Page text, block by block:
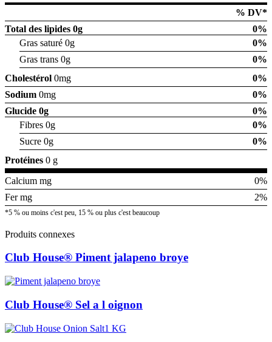
% DV*
Total des lipides 0g
0%
Gras saturé 0g
0%
Gras trans 0g
0%
Cholestérol 0mg
0%
Sodium 0mg
0%
Glucide 0g
0%
Fibres 0g
0%
Sucre 0g
0%
Protéines 0 g
Calcium mg
0%
Fer mg
2%
*5 % ou moins c'est peu, 15 % ou plus c'est beaucoup
Produits connexes
Club House® Piment jalapeno broye
Club House® Sel a l oignon